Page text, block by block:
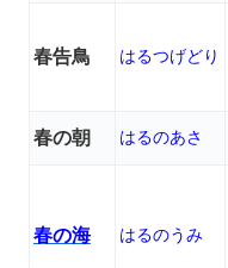
春告鳥 はるつげどり
春の朝 はるのあさ
春の海 はるのうみ